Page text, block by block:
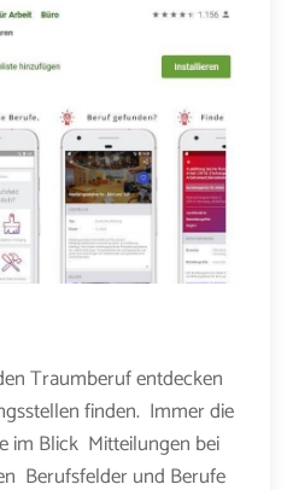
Traumberuf entdecken
finden. Immer die
im Blick Mitteilungen bei
Berufsfelder und Berufe